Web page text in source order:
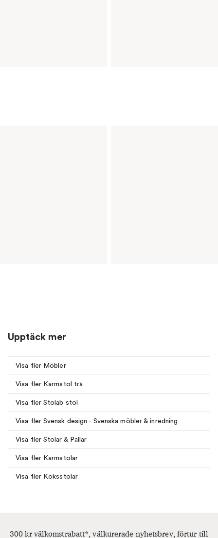
Upptäck mer
Visa fler Möbler
Visa fler Karmstol trä
Visa fler Stolab stol
Visa fler Svensk design - Svenska möbler & inredning
Visa fler Stolar & Pallar
Visa fler Karmstolar
Visa fler Köksstolar
300 kr välkomstrabatt*, välkurerade nyhetsbrev, förtur till